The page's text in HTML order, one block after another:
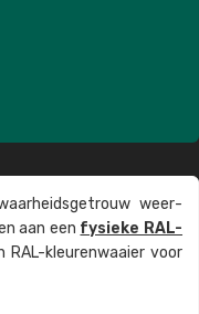
weer­
aan een fysieke RAL-
kleuren­waaier voor